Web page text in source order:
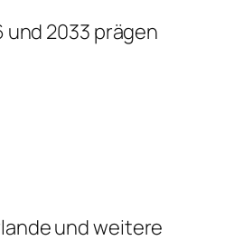
2033 prägen
und weitere